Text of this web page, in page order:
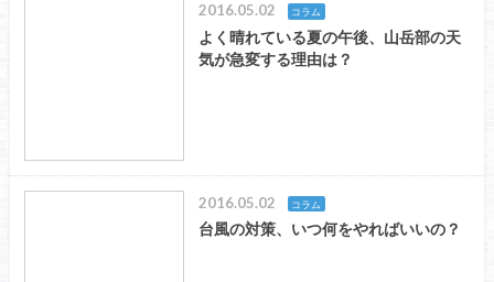
2016.05.02 コラム
よく晴れている夏の午後、山岳部の天
気が急変する理由は？
2016.05.02 コラム
台風の対策、いつ何をやればいいの？